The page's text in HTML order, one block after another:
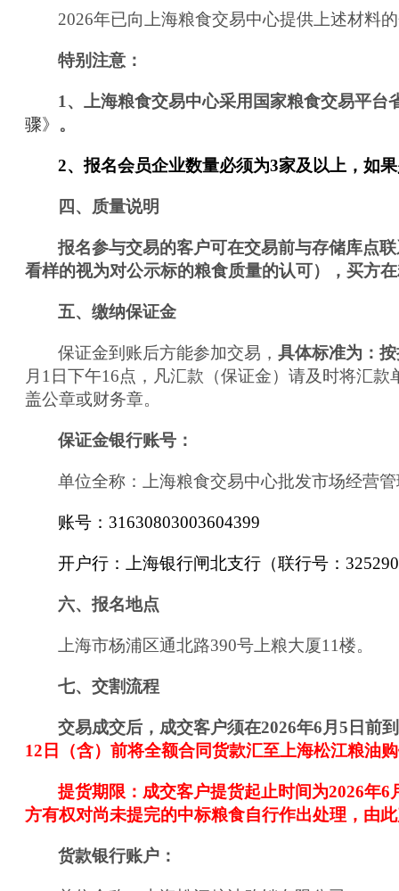
2026年已向上海粮食交易中心提供上述材料
特别注意：
1 、上海粮食交易中心采用国家粮食交易平
骤》 。
2、报名会员企业数量必须为3家及以上，如
四、质量说明
报名参与交易的客户可在交易前与存储库点
看样的视为对公示标的粮食质量的认可），买方
五、缴纳保证金
保证金到账后方能参加交易，具体标准为：
月 1 日下午16点， 凡汇款（保证金）请及时将汇款
盖公章或财务章。
保证金银行账号：
单位全称：上海粮食交易中心批发市场经营
账号：31630803003604399
开户行：上海银行闸北支行（联行号：
六、报名地点
上海市杨浦区通北路390号上粮大厦11楼。
七、交割流程
交易成交后，成交客户须在2026年6月5 日前到
12 日（含）前将全额合同货款汇至上海松江粮油
提货期限： 成交客户提货起止时间为2026年6
方有权对尚未提完的中标粮食自行作出处理，由
货款银行账户：